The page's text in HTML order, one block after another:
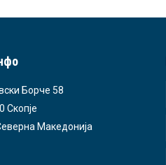
Борче 58
Скопје
Македонија